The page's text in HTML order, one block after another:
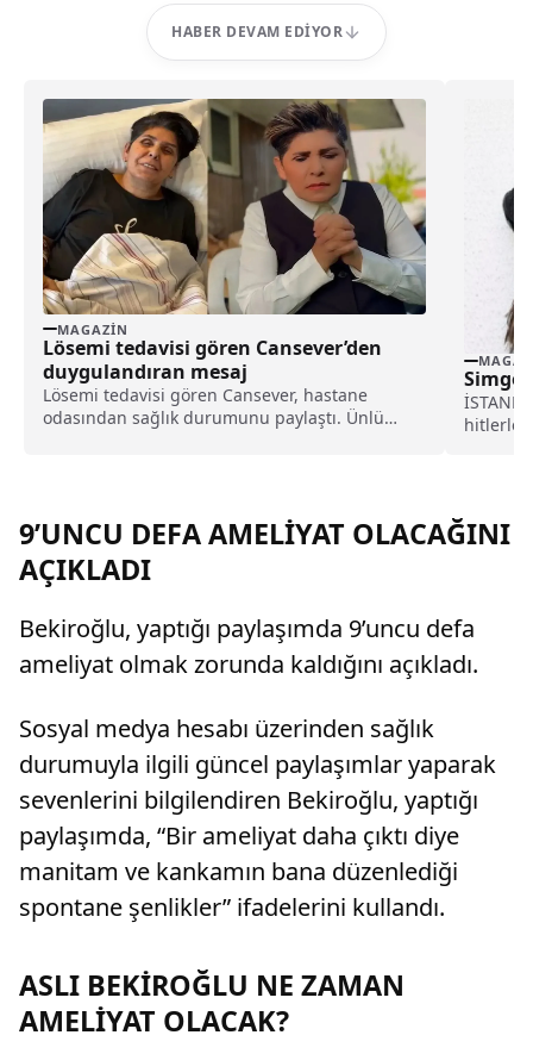
HABER DEVAM EDIYOR
MAGAZIN
Lösemi tedavisi gören Cansever’den
duygulandıran mesaj
Lösemi tedavisi gören Cansever, hastane
odasından sağlık durumunu paylaştı. Ünlü
Simge
hitlerle
9’UNCU DEFA AMELİYAT OLACAĞINI
AÇIKLADI
Bekiroğlu, yaptığı paylaşımda 9’uncu defa
ameliyat olmak zorunda kaldığını açıkladı.
Sosyal medya hesabı üzerinden sağlık
durumuyla ilgili güncel paylaşımlar yaparak
sevenlerini bilgilendiren Bekiroğlu, yaptığı
paylaşımda, “Bir ameliyat daha çıktı diye
manitam ve kankamın bana düzenlediği
spontane şenlikler” ifadelerini kullandı.
ASLI BEKİROĞLU NE ZAMAN
AMELİYAT OLACAK?